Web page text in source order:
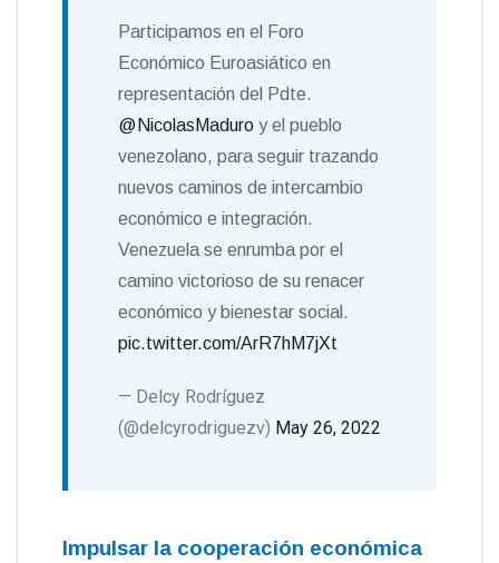
Participamos en el Foro
Económico Euroasiático en
representación del Pdte.
@NicolasMaduro y el pueblo
venezolano, para seguir trazando
nuevos caminos de intercambio
económico e integración.
Venezuela se enrumba por el
camino victorioso de su renacer
económico y bienestar social.
pic.twitter.com/ArR7hM7jXt
— Delcy Rodríguez
(@delcyrodriguezv) May 26, 2022
Impulsar la cooperación económica